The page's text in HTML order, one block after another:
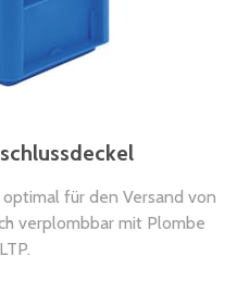
optimal für den Versand von
verplombbar mit Plombe